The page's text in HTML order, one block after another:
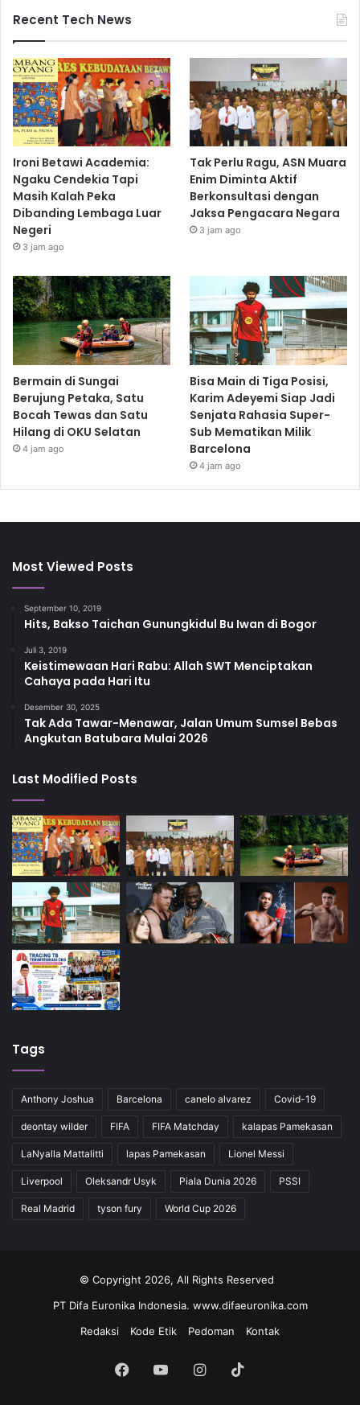
Recent Tech News
Ironi Betawi Academia:
Ngaku Cendekia Tapi
Masih Kalah Peka
Dibanding Lembaga Luar
Negeri
3 jam ago
Tak Perlu Ragu, ASN Muara
Enim Diminta Aktif
Berkonsultasi dengan
Jaksa Pengacara Negara
3 jam ago
Bermain di Sungai
Berujung Petaka, Satu
Bocah Tewas dan Satu
Hilang di OKU Selatan
4 jam ago
Bisa Main di Tiga Posisi,
Karim Adeyemi Siap Jadi
Senjata Rahasia Super-
Sub Mematikan Milik
Barcelona
4 jam ago
Most Viewed Posts
September 10, 2019
Hits, Bakso Taichan Gunungkidul Bu Iwan di Bogor
Juli 3, 2019
Keistimewaan Hari Rabu: Allah SWT Menciptakan
Cahaya pada Hari Itu
Desember 30, 2025
Tak Ada Tawar-Menawar, Jalan Umum Sumsel Bebas
Angkutan Batubara Mulai 2026
Last Modified Posts
Tags
Anthony Joshua Barcelona canelo alvarez Covid-19
deontay wilder FIFA FIFA Matchday kalapas Pamekasan
LaNyalla Mattalitti lapas Pamekasan Lionel Messi
Liverpool Oleksandr Usyk Piala Dunia 2026 PSSI
Real Madrid tyson fury World Cup 2026
© Copyright 2026, All Rights Reserved
PT Difa Euronika Indonesia. www.difaeuronika.com
Redaksi
Kode Etik Pedoman Kontak
Facebook
YouTubeInstagram